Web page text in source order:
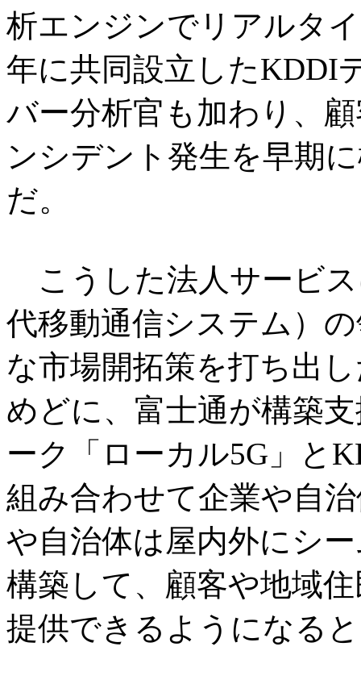
析エンジンでリアルタ
年に共同設立したKDDI
バー分析官も加わり、
ンシデント発生を早期
だ。
こうした法人サービ
代移動通信システム）
な市場開拓策を打ち出
めどに、富士通が構築
ーク「ローカル5G」と
組み合わせて企業や自
や自治体は屋内外にシ
構築して、顧客や地域
提供できるようになる